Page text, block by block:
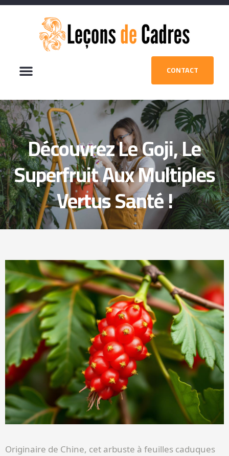
CONTACT
Découvrez Le Goji, Le
Superfruit Aux Multiples
Vertus Santé !
Originaire de Chine, cet arbuste à feuilles caduques